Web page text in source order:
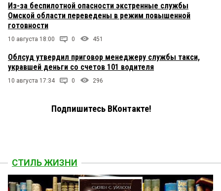
Из-за беспилотной опасности экстренные службы
Омской области переведены в режим повышенной
готовности
10 августа 18:00 0 451
Облсуд утвердил приговор менеджеру службы такси,
укравшей деньги со счетов 101 водителя
10 августа 17:34 0 296
Подпишитесь ВКонтакте!
СТИЛЬ ЖИЗНИ